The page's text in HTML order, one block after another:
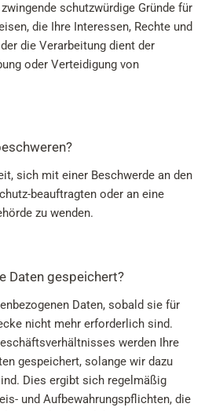
schutzwürdige Gründe für
die Ihre Interessen, Rechte und
die Verarbeitung dient der
oder Verteidigung von
sich mit einer Beschwerde an den
beauftragten oder an eine
zu wenden.
Daten gespeichert?
Daten, sobald sie für
nicht mehr erforderlich sind.
werden Ihre
gespeichert, solange wir dazu
Dies ergibt sich regelmäßig
und Aufbewahrungspflichten, die